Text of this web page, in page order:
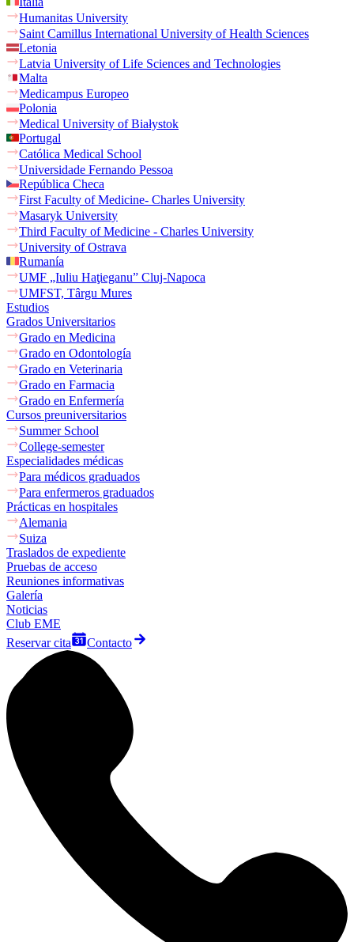
Humanitas University
Saint Camillus International University of Health Sciences
Letonia
Latvia University of Life Sciences and Technologies
Malta
Medicampus Europeo
Polonia
Medical University of Białystok
Portugal
Católica Medical School
Universidade Fernando Pessoa
República Checa
First Faculty of Medicine- Charles University
Masaryk University
Third Faculty of Medicine - Charles University
University of Ostrava
Rumanía
UMF „Iuliu Haţieganu” Cluj-Napoca
UMFST, Târgu Mures
Estudios
Grados Universitarios
Grado en Medicina
Grado en Odontología
Grado en Veterinaria
Grado en Farmacia
Grado en Enfermería
Cursos preuniversitarios
Summer School
College-semester
Especialidades médicas
Para médicos graduados
Para enfermeros graduados
Prácticas en hospitales
Alemania
Suiza
Traslados de expediente
Pruebas de acceso
Reuniones informativas
Galería
Noticias
Club EME
Reservar cita
Contacto